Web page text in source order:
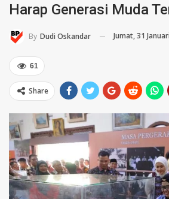
Harap Generasi Muda
By Dudi Oskandar Jumat, 31
61
Share